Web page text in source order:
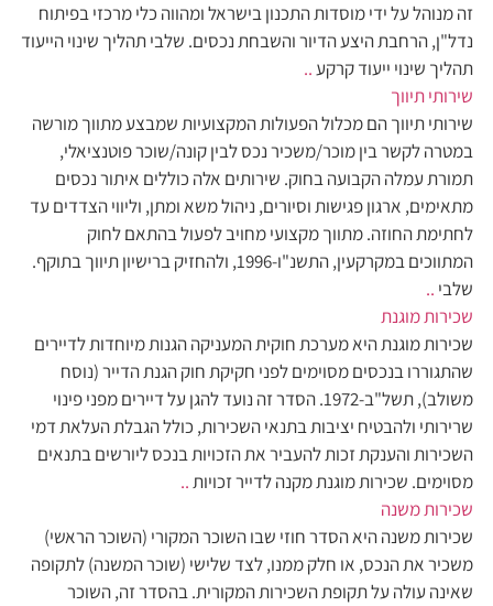
זה מנוהל על ידי מוסדות התכנון בישראל ומהווה כלי מרכזי בפיתוח
נדל"ן, הרחבת היצע הדיור והשבחת נכסים. שלבי תהליך שינוי הייעוד
תהליך שינוי ייעוד קרקע..
שירותי תיווך
שירותי תיווך הם מכלול הפעולות המקצועיות שמבצע מתווך מורשה
במטרה לקשר בין מוכר/משכיר נכס לבין קונה/שוכר פוטנציאלי,
תמורת עמלה הקבועה בחוק. שירותים אלה כוללים איתור נכסים
מתאימים, ארגון פגישות וסיורים, ניהול משא ומתן, וליווי הצדדים עד
לחתימת החוזה. מתווך מקצועי מחויב לפעול בהתאם לחוק
המתווכים במקרקעין, התשנ"ו-1996, ולהחזיק ברישיון תיווך בתוקף.
שלבי ..
שכירות מוגנת
שכירות מוגנת היא מערכת חוקית המעניקה הגנות מיוחדות לדיירים
שהתגוררו בנכסים מסוימים לפני חקיקת חוק הגנת הדייר (נוסח
משולב), תשל"ב-1972. הסדר זה נועד להגן על דיירים מפני פינוי
שרירותי ולהבטיח יציבות בתנאי השכירות, כולל הגבלת העלאת דמי
השכירות והענקת זכות להעביר את הזכויות בנכס ליורשים בתנאים
מסוימים. שכירות מוגנת מקנה לדייר זכויות..
שכירות משנה
שכירות משנה היא הסדר חוזי שבו השוכר המקורי (השוכר הראשי)
משכיר את הנכס, או חלק ממנו, לצד שלישי (שוכר המשנה) לתקופה
שאינה עולה על תקופת השכירות המקורית. בהסדר זה, השוכר